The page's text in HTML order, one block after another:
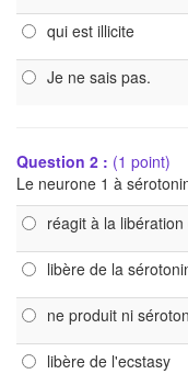
qui est illicite
Je ne sais pas.
Question 2 : (1 point)
Le neurone 1 à
réagit à la
libère de la
ne produit ni
libère de l'ecstasy